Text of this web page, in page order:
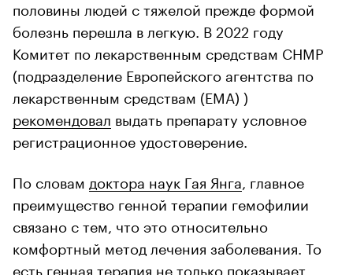
половины людей с тяжелой прежде формой
болезнь перешла в легкую. В 2022 году
Комитет по лекарственным средствам CHMP
(подразделение Европейского агентства по
лекарственным средствам (EMA) )
рекомендовал выдать препарату условное
регистрационное удостоверение.
По словам доктора наук Гая Янга , главное
преимущество генной терапии гемофилии
связано с тем, что это относительно
комфортный метод лечения заболевания. То
есть генная терапия не только показывает